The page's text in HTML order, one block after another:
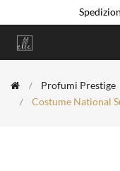
Profumi Prestige
Costume National